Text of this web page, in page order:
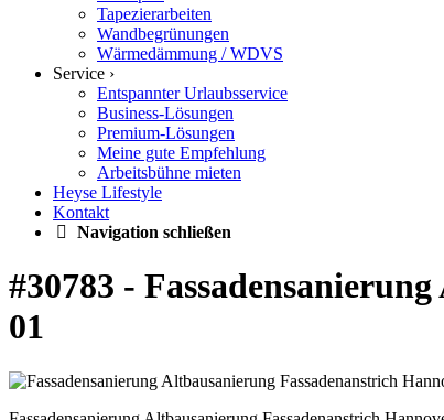
Tapezierarbeiten
Wandbegrünungen
Wärmedämmung / WDVS
Service ›
Entspannter Urlaubsservice
Business-Lösungen
Premium-Lösungen
Meine gute Empfehlung
Arbeitsbühne mieten
Heyse Lifestyle
Kontakt
Navigation schließen
#30783 -
01